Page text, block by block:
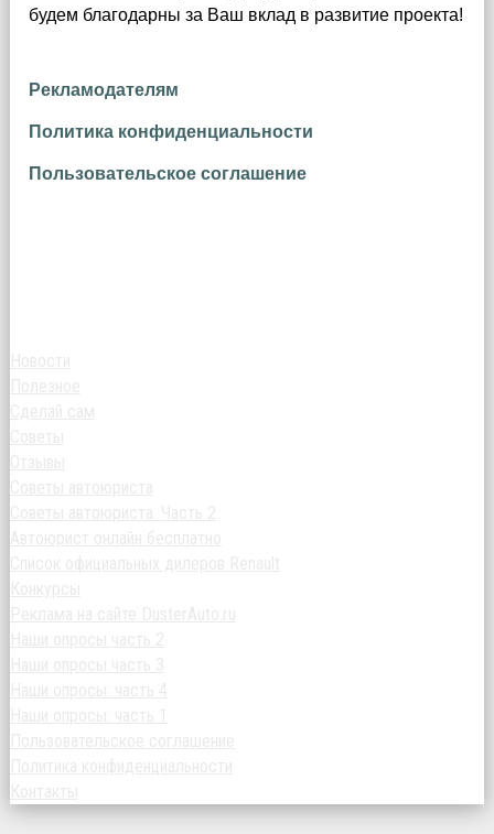
будем благодарны за Ваш вклад в развитие проекта!
Рекламодателям
Политика конфиденциальности
Пользовательское соглашение